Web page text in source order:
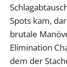
Spots kam,
brutale
Elimination
dem der